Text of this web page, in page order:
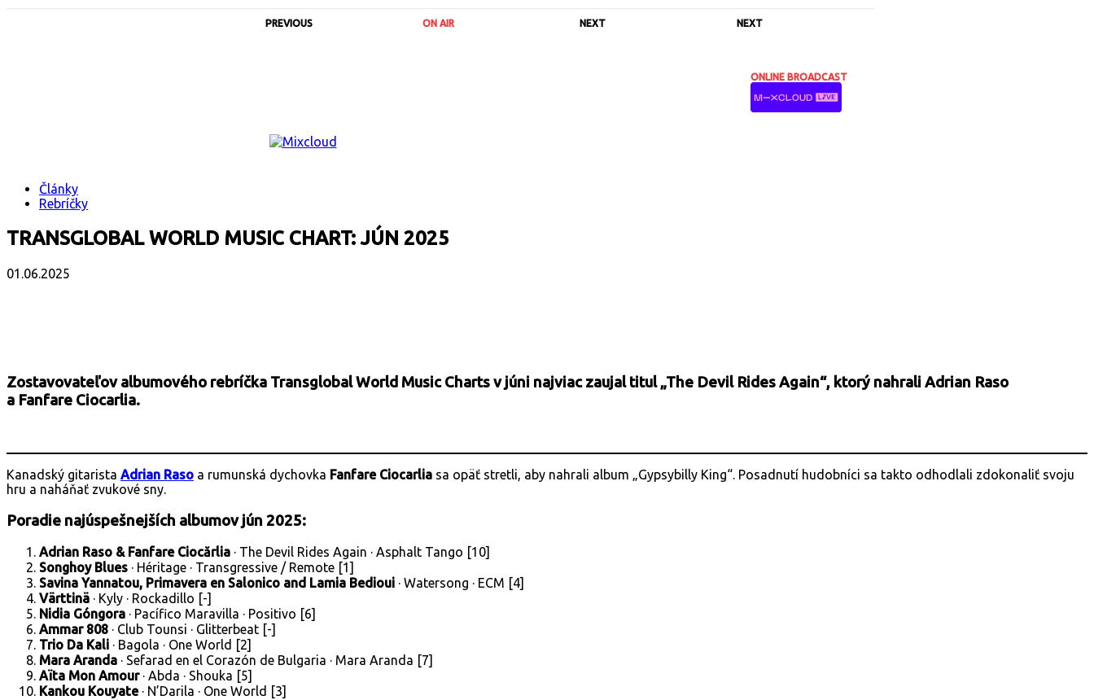
PREVIOUS ON AIR NEXT NEXT
ONLINE BROADCAST
Články
Rebríčky
TRANSGLOBAL WORLD MUSIC CHART: JÚN 2025
01.06.2025
Zostavovateľov albumového rebríčka Transglobal World Music Charts v júni najviac zaujal titul „The Devil Rides Again“, ktorý nahrali Adrian Raso
a Fanfare Ciocarlia.
Kanadský gitarista Adrian Raso a rumunská dychovka Fanfare Ciocarlia sa opäť stretli, aby nahrali album „Gypsybilly King“. Posadnutí hudobníci sa takto odhodlali zdokonaliť svoju
hru a naháňať zvukové sny.
Poradie najúspešnejších albumov jún 2025:
Adrian Raso & Fanfare Ciocărlia · The Devil Rides Again · Asphalt Tango [10]
Songhoy Blues · Héritage · Transgressive / Remote [1]
Savina Yannatou, Primavera en Salonico and Lamia Bedioui · Watersong · ECM [4]
Värttinä · Kyly · Rockadillo [-]
Nidia Góngora · Pacífico Maravilla · Positivo [6]
Ammar 808 · Club Tounsi · Glitterbeat [-]
Trio Da Kali · Bagola · One World [2]
Mara Aranda · Sefarad en el Corazón de Bulgaria · Mara Aranda [7]
Aïta Mon Amour· Abda · Shouka [5]
Kankou Kouyate· N’Darila · One World [3]